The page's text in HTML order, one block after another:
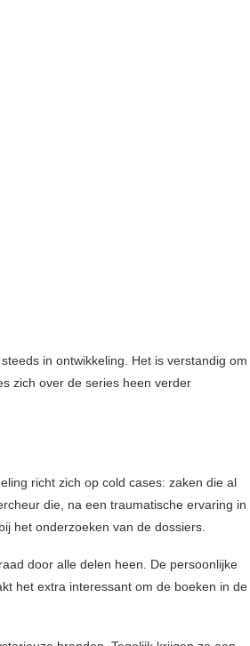
in ontwikkeling. Het is verstandig om
zich over de series heen verder
richt zich op cold cases: zaken die al
die, na een traumatische ervaring in
het onderzoeken van de dossiers.
door alle delen heen. De persoonlijke
het extra interessant om de boeken in de